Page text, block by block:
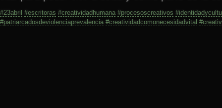
#23abril #escritoras #creatividadhumana #procesoscreativos
#patriarcadosdeviolenciaprevalencia #creatividadcomonecesidadvital